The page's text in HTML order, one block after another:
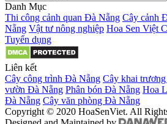
Danh Mục
Thi công cảnh quan Đà Nẵng Cây cảnh
Nẵng Vật tư nông nghiệp Hoa Sen Việt
Tuyển dụng
Liên kết
Cây công trình Đà Nẵng Cây khai
vườn Đà Nẵng Phân bón Đà Nẵng Hoa
Đà Nẵng Cây văn phòng Đà Nẵng
Copyright © 2020 HoaSenViet. All